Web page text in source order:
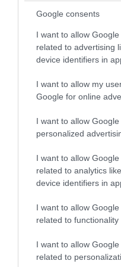
Google consents
I want to allow
related to advertising
device identifiers in
I want to allow my
Google for online
I want to allow
personalized
I want to allow
related to analytics
device identifiers in
I want to allow
related to
I want to allow
related to
– magyarázza
munkatársa.
A mostani kutatások
olyan részletességet
túl messzire nyúló
megléte
másik csillag olyan
mint a Plútó a mi